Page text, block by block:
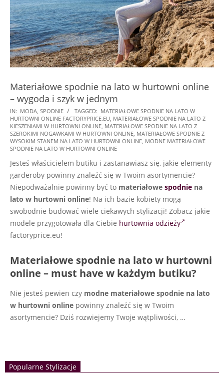
Materiałowe spodnie na lato w hurtowni online
– wygoda i szyk w jednym
2023-
04-
24
IN: MODA SPODNIE TAGGED: MATERIAŁOWE SPODNIE NA LATO W
HURTOWNI ONLINE FACTORYPRICE.EU MATERIAŁOWE SPODNIE NA LATO Z
KIESZENIAMI W HURTOWNI ONLINE MATERIAŁOWE SPODNIE NA LATO Z
SZEROKIMI NOGAWKAMI W HURTOWNI ONLINE MATERIAŁOWE SPODNIE Z
WYSOKIM STANEM NA LATO W HURTOWNI ONLINE MODNE MATERIAŁOWE
SPODNIE NA LATO W HURTOWNI ONLINE
Jesteś właścicielem butiku i zastanawiasz się, jakie elementy
garderoby powinny znaleźć się w Twoim asortymencie?
Niepodważalnie powinny być to materiałowe spodnie na
lato w hurtowni online! Na ich bazie kobiety mogą
swobodnie budować wiele ciekawych stylizacji! Zobacz jakie
modele przygotowała dla Ciebie hurtownia odzieży
factoryprice.eu!
Materiałowe spodnie na lato w hurtowni
online – must have w każdym butiku?
Nie jesteś pewien czy modne materiałowe spodnie na lato
w hurtowni online powinny znaleźć się w Twoim
asortymencie? Dziś rozwiejemy Twoje wątpliwości, …
Popularne Stylizacje